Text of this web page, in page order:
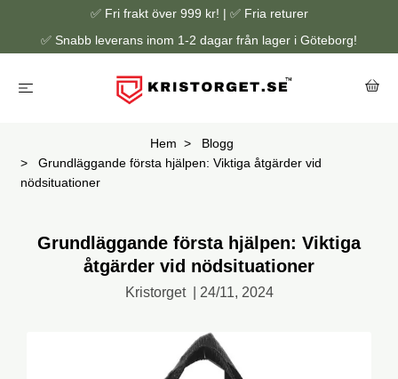
✅ Fri frakt över 999 kr! | ✅ Fria returer
✅ Snabb leverans inom 1-2 dagar från lager i Göteborg!
Hem
Blogg
Grundläggande första hjälpen: Viktiga åtgärder vid
nödsituationer
Grundläggande första hjälpen: Viktiga
åtgärder vid nödsituationer
Kristorget 24/11, 2024